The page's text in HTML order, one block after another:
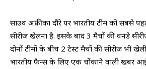
साउथ अफ्रीका दौरे पर भारतीय टीम को सबसे
सीरीज खेलना है. इसके बाद 3 मैचों की वनडे
दोनों टीमों के बीच 2 टेस्ट मैचों की सीरीज भी
भारतीय फैन्स के लिए एक चौंकाने वाली खबर